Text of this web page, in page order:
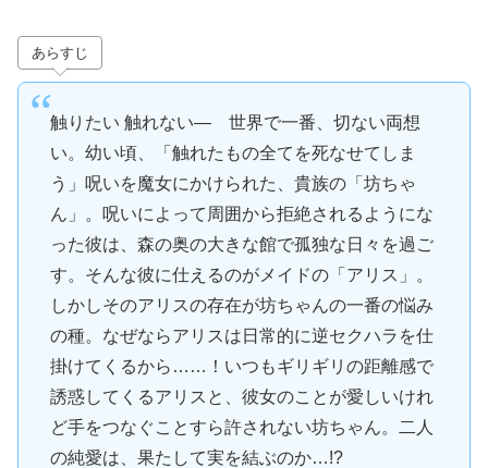
あらすじ
触りたい 触れない― 世界で一番、切ない両想
い。幼い頃、「触れたもの全てを死なせてしま
う」呪いを魔女にかけられた、貴族の「坊ちゃ
ん」。呪いによって周囲から拒絶されるようにな
った彼は、森の奥の大きな館で孤独な日々を過ご
す。そんな彼に仕えるのがメイドの「アリス」。
しかしそのアリスの存在が坊ちゃんの一番の悩み
の種。なぜならアリスは日常的に逆セクハラを仕
掛けてくるから……！いつもギリギリの距離感で
誘惑してくるアリスと、彼女のことが愛しいけれ
ど手をつなぐことすら許されない坊ちゃん。二人
の純愛は、果たして実を結ぶのか…!?